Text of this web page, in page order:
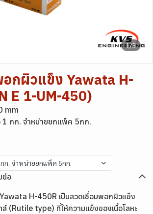
1/3
อกผิวแข็ง Yawata H-
E 1-UM-450)
mm
1 กก. จำหน่ายยกแพ็ค 5กก.
กก. จำหน่ายยกแพ็ค 5กก.
ย่อ
H-450R เป็นลวดเชื่อมพอกผิวแข็ง
(Rutile type) ที่ให้ความแข็งของเนื้อโลหะ